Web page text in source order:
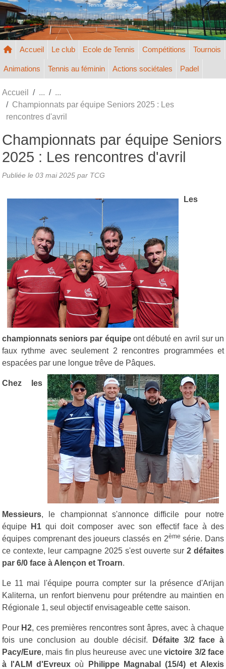
Tennis Club de Gisors
Accueil Le club Ecole de Tennis Compétitions Tournois
Animations Tennis au féminin Actions sociétales Padel
Accueil
Championnats par équipe Seniors 2025 : Les
rencontres d'avril
Championnats par équipe Seniors
2025 : Les rencontres d'avril
Publiée le 03 mai 2025 par TCG
Les
championnats seniors par équipeont débuté en avril sur un
faux rythme avec seulement 2 rencontres programmées et
espacées par une longue trêve de Pâques.
Chez les
Messieurs, le championnat s'annonce difficile pour notre
équipe
H1 qui doit composer avec son effectif face à des
équipes comprenant des joueurs classés en 2ème série. Dans
ce contexte, leur campagne 2025 s'est ouverte sur 2 défaites
par 6/0 face à Alençon et Troarn.
Le 11 mai l'équipe pourra compter sur la présence d'Arijan
Kaliterna, un renfort bienvenu pour prétendre au maintien en
Régionale 1, seul objectif envisageable cette saison.
Pour H2, ces premières rencontres sont âpres, avec à chaque
fois une conclusion au double décisif.
Défaite 3/2 face à
Pacy/Eure, mais fin plus heureuse avec unevictoire 3/2 face
à l'ALM d'Evreux où
Philippe Magnabal (15/4) et Alexis
Panneau de gestion des cookies